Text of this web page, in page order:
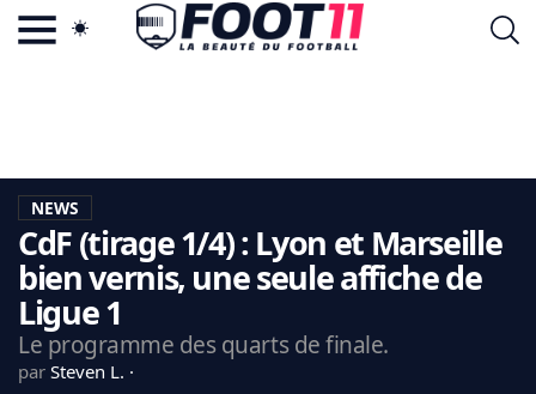
LA CHARTE
VIE PRIVÉE
CGU
CONTACTEZ-NOUS
NEWS
CdF (tirage 1/4) : Lyon et Marseille
bien vernis, une seule affiche de
Ligue 1
Le programme des quarts de finale.
par Steven L.